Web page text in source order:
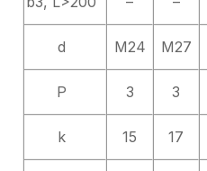
d M24 M27
P 3 3
k 15 17